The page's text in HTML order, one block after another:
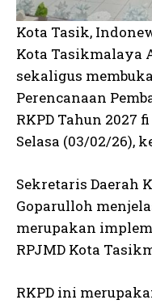
Kota Tasik,
Kota Tasikmalaya
sekaligus
Perencanaan
RKPD Tahun 2027
Selasa (03/02/26),
Sekretaris Daerah
Goparulloh
merupakan
RPJMD Kota
RKPD ini